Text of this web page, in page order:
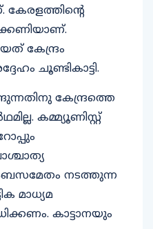
കേന്ദ്രം
ചൂണ്ടികാട്ടി.
കേന്ദ്രത്തെ
കമ്മ്യൂണിസ്റ്റ്
നടത്തുന്ന
മാധ്യമ
കാട്ടാനയും